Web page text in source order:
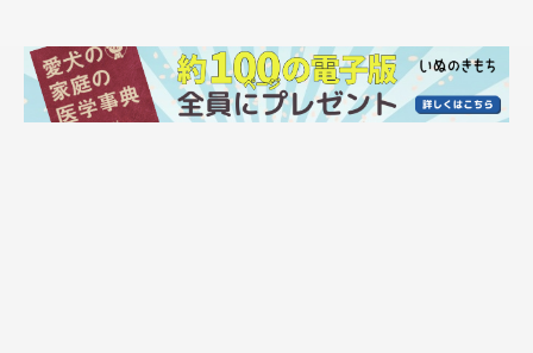
でも、そんな時にオアシスとなる場所があります。お友達わんこ
のおうちです。特に10年来の付き合いのヤマトくんのおうちでは
「おやつをもらうまで待ちます！」と玄関前でずっと待っていま